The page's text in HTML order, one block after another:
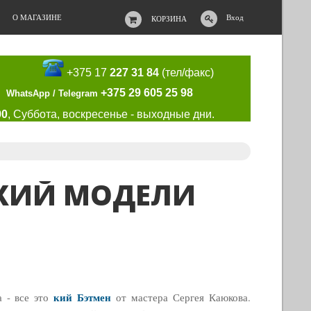
КОРЗИНА Вход
О МАГАЗИНЕ
+375 17227 31 84 (тел/факс)
WhatsApp / Telegram +375 29 605 25 98
, Суббота, воскресенье - выходные дни.
МОДЕЛИ
- все этокий Бэтмен от мастера Сергея Каюкова.